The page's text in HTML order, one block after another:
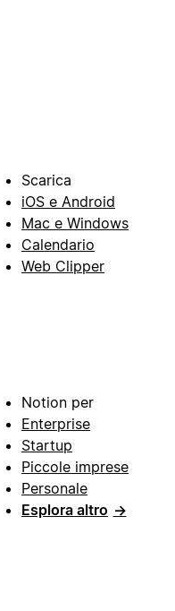
Scarica
iOS e Android
Mac e Windows
Calendario
Web Clipper
Notion per
Enterprise
Startup
Piccole imprese
Personale
Esplora altro →